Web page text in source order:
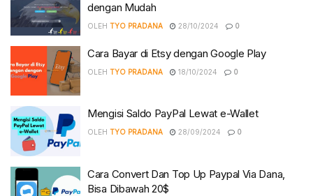
dengan Mudah
OLEH TYO PRADANA 28/10/2024 0
Cara Bayar di Etsy dengan Google Play
OLEH TYO PRADANA 18/10/2024 0
Mengisi Saldo PayPal Lewat e-Wallet
OLEH TYO PRADANA 28/09/2024 0
Cara Convert Dan Top Up Paypal Via Dana,
Bisa Dibawah 20$